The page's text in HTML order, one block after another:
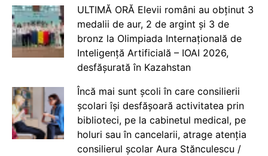
ULTIMĂ ORĂ Elevii români au obținut 3
medalii de aur, 2 de argint și 3 de
bronz la Olimpiada Internațională de
Inteligență Artificială – IOAI 2026,
desfășurată în Kazahstan
Încă mai sunt școli în care consilierii
școlari își desfășoară activitatea prin
biblioteci, pe la cabinetul medical, pe
holuri sau în cancelarii, atrage atenția
consilierul școlar Aura Stănculescu /